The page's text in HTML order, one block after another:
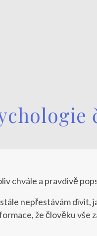
chvále a pravdivě
nepřestávám divit,
že člověku vše